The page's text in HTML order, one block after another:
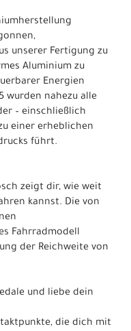
unserer Fertigung zu
Aluminium zu
Energien
wurden nahezu alle
– einschließlich
einer erheblichen
führt.
zeigt dir, wie weit
kannst. Die von
Fahrradmodell
der Reichweite von
und liebe dein
die dich mit